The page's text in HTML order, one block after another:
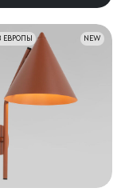
NEW
ЕВРОПЫ